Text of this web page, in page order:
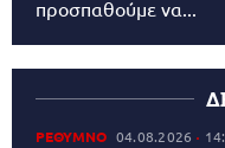
προσπαθούμε να...
ΡΕΘΥΜΝΟ 04.08.2026